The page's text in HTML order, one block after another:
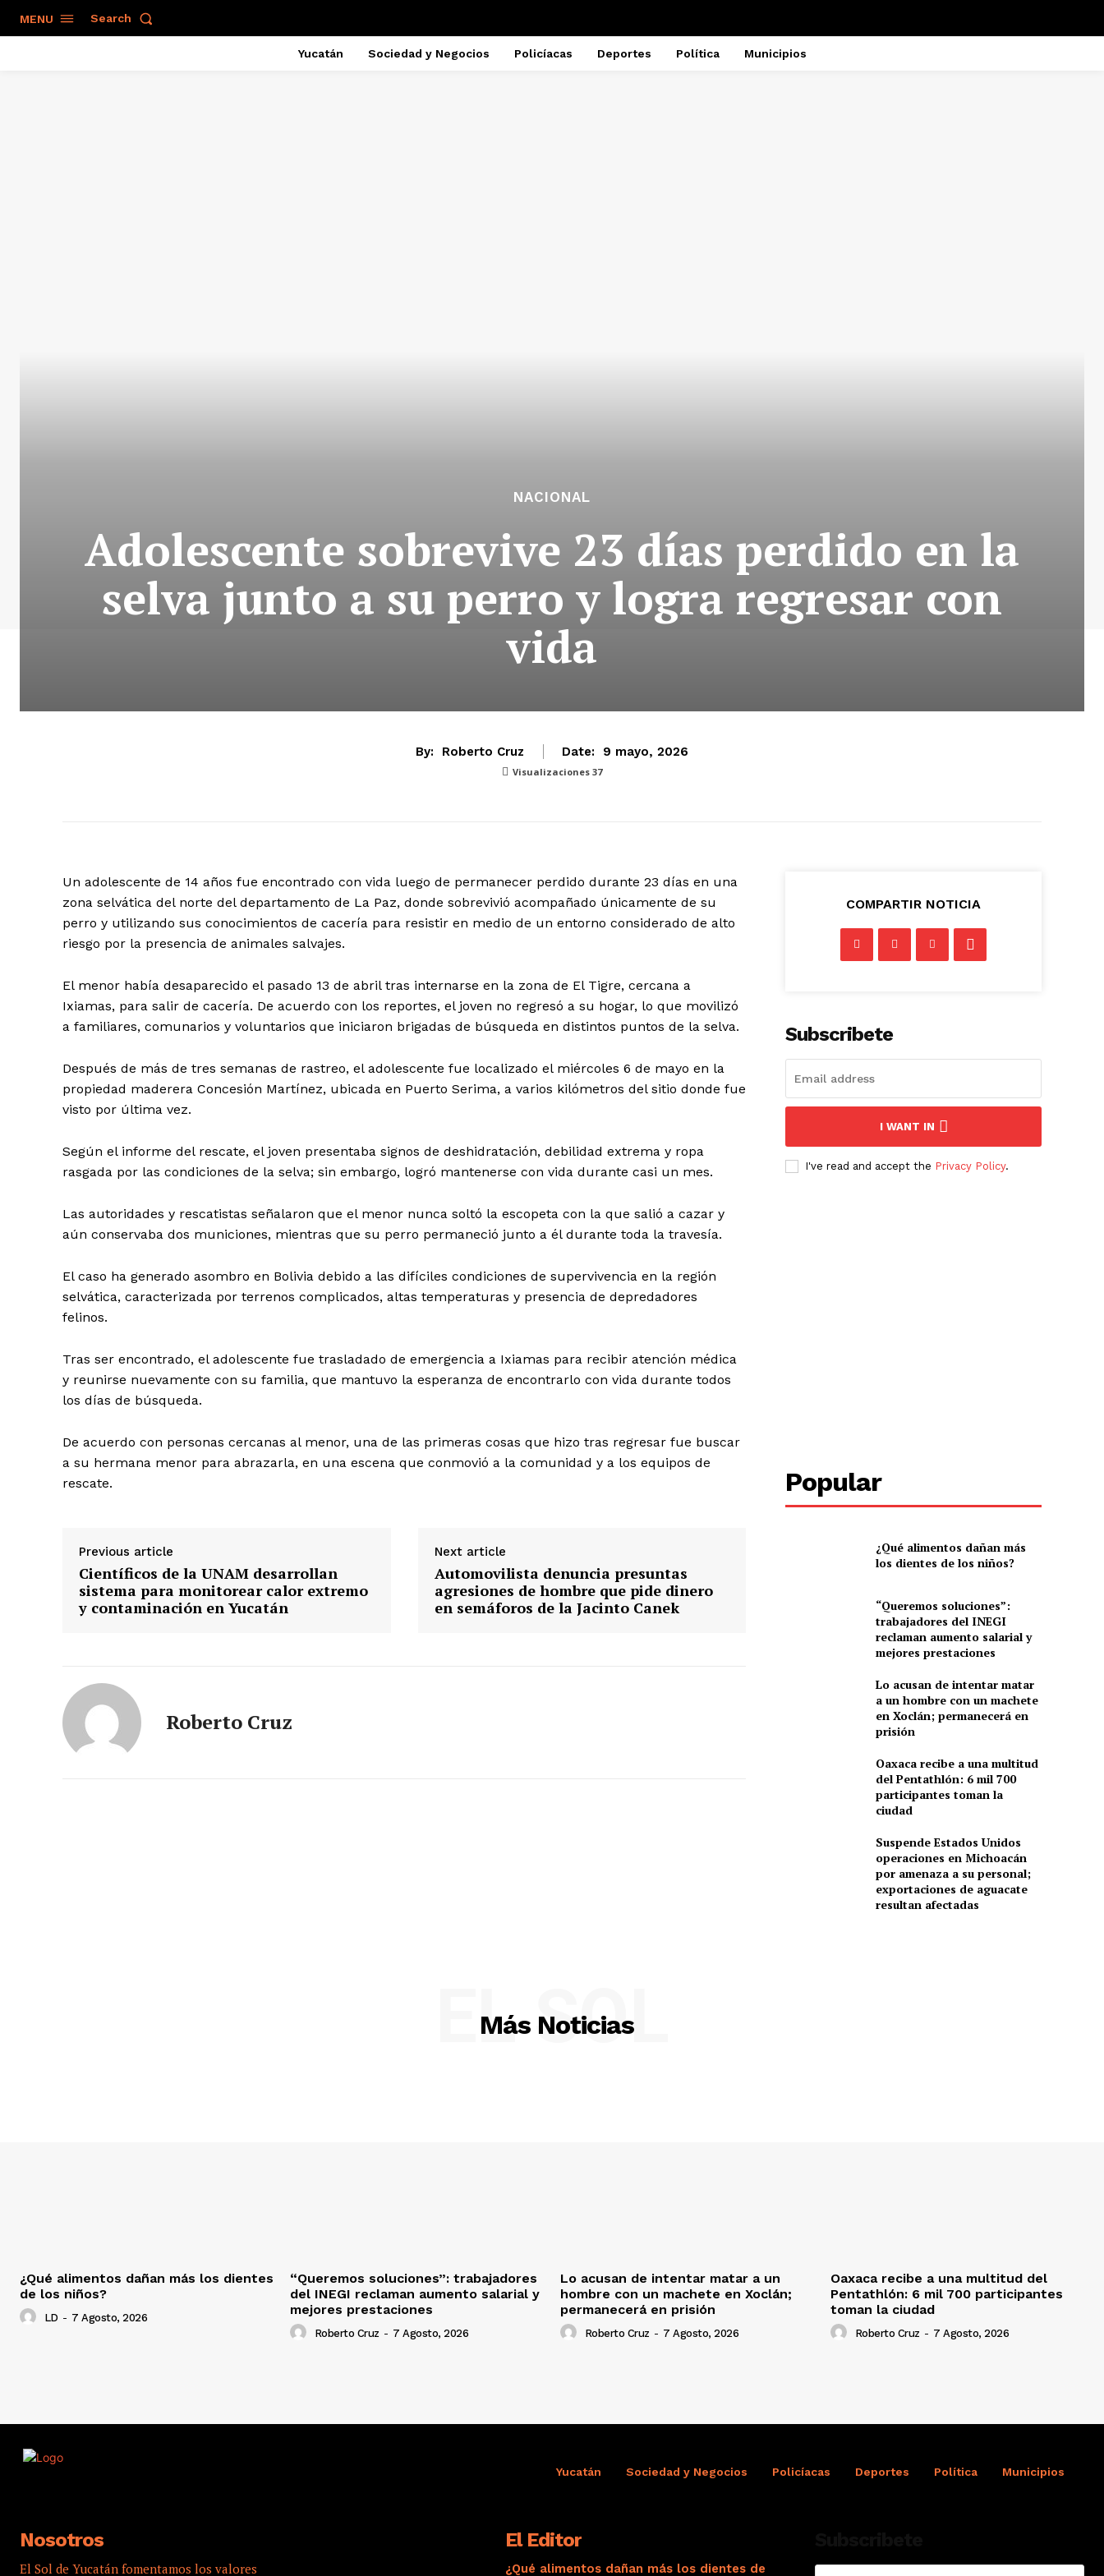
Periodico el Sol de
Yucatán
Deportes
MENU Search
Yucatán Sociedad y Negocios Policíacas Deportes Política Municipios
NACIONAL
Adolescente sobrevive 23 días perdido en la
selva junto a su perro y logra regresar con
vida
By: Roberto Cruz Date: 9 mayo, 2026
Visualizaciones 37
Un adolescente de 14 años fue encontrado con vida luego de permanecer perdido durante 23 días en una
zona selvática del norte del departamento de La Paz, donde sobrevivió acompañado únicamente de su
perro y utilizando sus conocimientos de cacería para resistir en medio de un entorno considerado de alto
riesgo por la presencia de animales salvajes.
El menor había desaparecido el pasado 13 de abril tras internarse en la zona de El Tigre, cercana a
Ixiamas, para salir de cacería. De acuerdo con los reportes, el joven no regresó a su hogar, lo que movilizó
a familiares, comunarios y voluntarios que iniciaron brigadas de búsqueda en distintos puntos de la selva.
Después de más de tres semanas de rastreo, el adolescente fue localizado el miércoles 6 de mayo en la
propiedad maderera Concesión Martínez, ubicada en Puerto Serima, a varios kilómetros del sitio donde fue
visto por última vez.
Según el informe del rescate, el joven presentaba signos de deshidratación, debilidad extrema y ropa
rasgada por las condiciones de la selva; sin embargo, logró mantenerse con vida durante casi un mes.
Las autoridades y rescatistas señalaron que el menor nunca soltó la escopeta con la que salió a cazar y
aún conservaba dos municiones, mientras que su perro permaneció junto a él durante toda la travesía.
El caso ha generado asombro en Bolivia debido a las difíciles condiciones de supervivencia en la región
selvática, caracterizada por terrenos complicados, altas temperaturas y presencia de depredadores
felinos.
Tras ser encontrado, el adolescente fue trasladado de emergencia a Ixiamas para recibir atención médica
y reunirse nuevamente con su familia, que mantuvo la esperanza de encontrarlo con vida durante todos
los días de búsqueda.
De acuerdo con personas cercanas al menor, una de las primeras cosas que hizo tras regresar fue buscar
a su hermana menor para abrazarla, en una escena que conmovió a la comunidad y a los equipos de
rescate.
Previous article
Científicos de la UNAM desarrollan
sistema para monitorear calor extremo
y contaminación en Yucatán
Next article
Automovilista denuncia presuntas
agresiones de hombre que pide dinero
en semáforos de la Jacinto Canek
Roberto Cruz
COMPARTIR NOTICIA
Subscribete
I WANT IN
I've read and accept the Privacy Policy.
Popular
¿Qué alimentos dañan más
los dientes de los niños?
“Queremos soluciones”:
trabajadores del INEGI
reclaman aumento salarial y
mejores prestaciones
Lo acusan de intentar matar
a un hombre con un machete
en Xoclán; permanecerá en
prisión
Oaxaca recibe a una multitud
del Pentathlón: 6 mil 700
participantes toman la
ciudad
Suspende Estados Unidos
operaciones en Michoacán
por amenaza a su personal;
exportaciones de aguacate
resultan afectadas
Más Noticias
EL SOL
¿Qué alimentos dañan más los dientes
de los niños?
LD - 7 Agosto, 2026
“Queremos soluciones”: trabajadores
del INEGI reclaman aumento salarial y
mejores prestaciones
Roberto Cruz - 7 Agosto, 2026
Lo acusan de intentar matar a un
hombre con un machete en Xoclán;
permanecerá en prisión
Roberto Cruz - 7 Agosto, 2026
Oaxaca recibe a una multitud del
Pentathlón: 6 mil 700 participantes
toman la ciudad
Roberto Cruz - 7 Agosto, 2026
Yucatán Sociedad y Negocios Policíacas Deportes Política Municipios
Nosotros
El Sol de Yucatán fomentamos los valores
El Editor
¿Qué alimentos dañan más los dientes de